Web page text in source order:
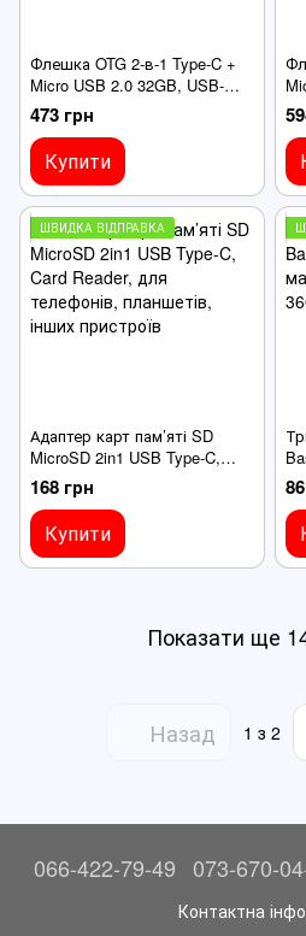
Флешка OTG 2-в-1 Type-C +
Micro USB 2.0 32GB, USB-
накопичувач для смартфона
та ПК, чорна
473 грн
Купити
ШВИДКА ВІДПРАВКА
Адаптер карт пам’яті SD
MicroSD 2in1 USB Type-C,
Card Reader, для телефонів,
планшетів, інших пристроїв
168 грн
Купити
Показати ще
Назад 1 з 2
066-422-79-49 073-670-
Контактна